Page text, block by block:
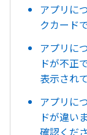
アプリに
クカード
アプリに
ドが不正
表示され
アプリに
ドが違い
確認くだ